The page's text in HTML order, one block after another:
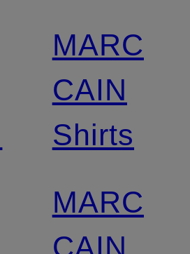
MARC
CAIN
Shirts
MARC
CAIN